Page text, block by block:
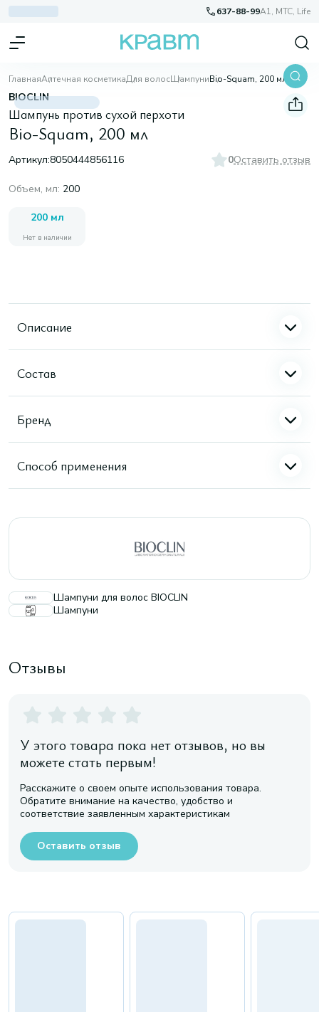
637-88-99A1, МТС, Life
ГлавнаяАптечная косметикаДля волосШампуниBio-Squam, 200 мл
BIOCLIN
Шампунь против сухой перхоти
Bio-Squam, 200 мл
Артикул:8050444856116 0Оставить отзыв
Объем, мл: 200
200 мл
Нет в наличии
Описание
Состав
Бренд
Способ применения
Шампуни для волос BIOCLIN
Шампуни
Отзывы
У этого товара пока нет отзывов, но вы
можете стать первым!
Расскажите о своем опыте использования товара.
Обратите внимание на качество, удобство и
соответствие заявленным характеристикам
Оставить отзыв